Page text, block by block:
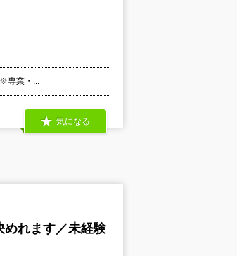
専業・...
気になる
れます／未経験